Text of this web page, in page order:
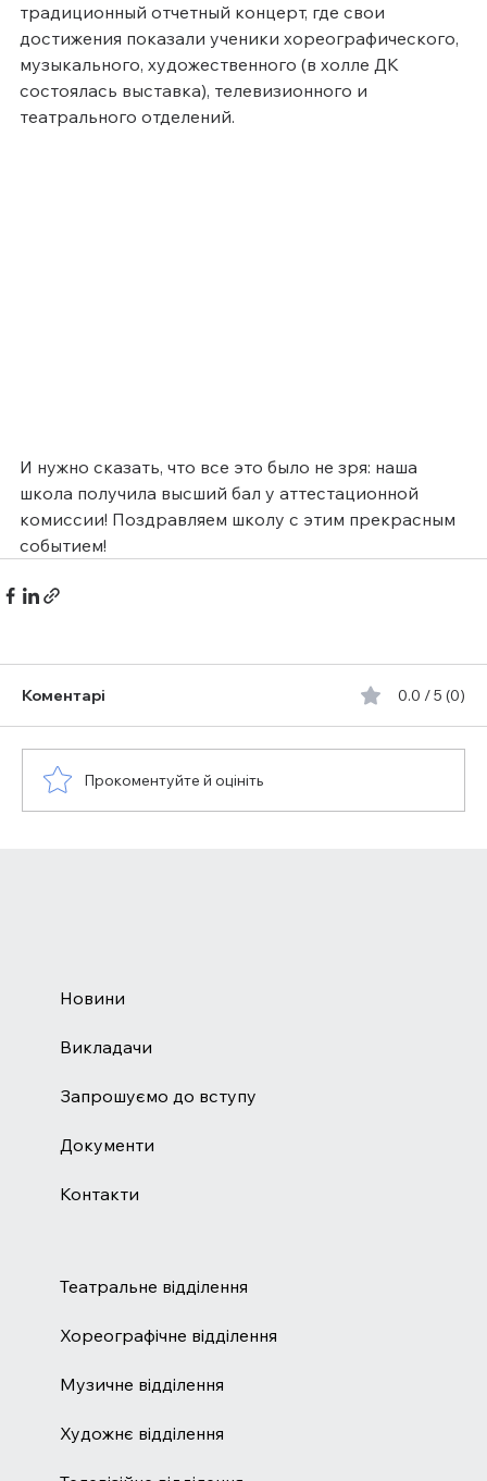
традиционный отчетный концерт, где свои
достижения показали ученики хореографического,
музыкального, художественного (в холле ДК
состоялась выставка), телевизионного и
театрального отделений.
И нужно сказать, что все это было не зря: наша
школа получила высший бал у аттестационной
комиссии! Поздравляем школу с этим прекрасным
событием!
Коментарі 0.0 / 5 (0)
Прокоментуйте й оцініть
Новини
Викладачи
Запрошуємо до вступу
Документи
Контакти
Театральне відділення
Хореографічне відділення
Музичне відділення
Художнє відділення